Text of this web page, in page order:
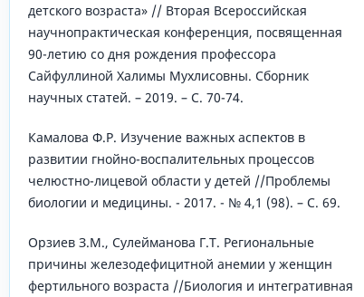
детского возраста» // Вторая Всероссийская
научнопрактическая конференция, посвященная
90-летию со дня рождения профессора
Сайфуллиной Халимы Мухлисовны. Сборник
научных статей. – 2019. – С. 70-74.
Камалова Ф.Р. Изучение важных аспектов в
развитии гнойно-воспалительных процессов
челюстно-лицевой области у детей //Проблемы
биологии и медицины. - 2017. - № 4,1 (98). – С. 69.
Орзиев З.М., Сулейманова Г.Т. Региональные
причины железодефицитной анемии у женщин
фертильного возраста //Биология и интегративная